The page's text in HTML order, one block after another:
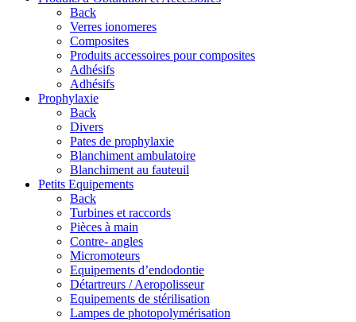
Back
Verres ionomeres
Composites
Produits accessoires pour composites
Adhésifs
Adhésifs
Prophylaxie
Back
Divers
Pates de prophylaxie
Blanchiment ambulatoire
Blanchiment au fauteuil
Petits Equipements
Back
Turbines et raccords
Pièces à main
Contre- angles
Micromoteurs
Equipements d’endodontie
Détartreurs / Aeropolisseur
Equipements de stérilisation
Lampes de photopolymérisation